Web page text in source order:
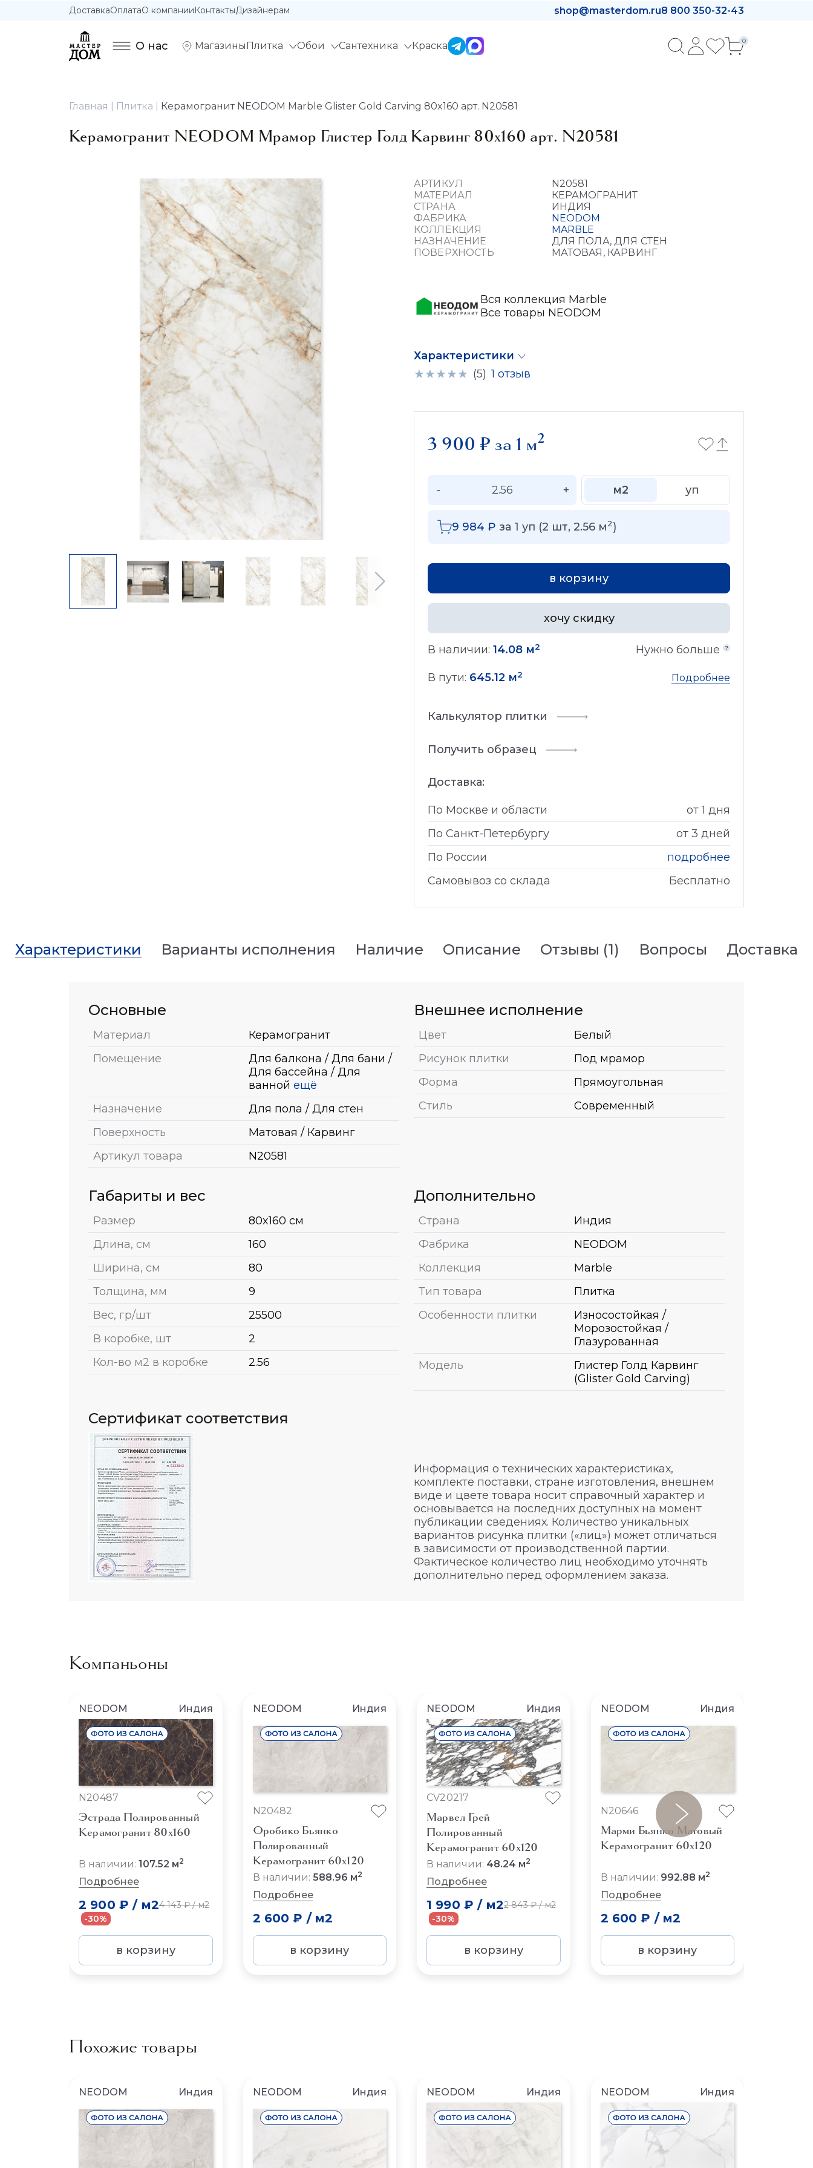
ДоставкаОплатаО компанииКонтактыДизайнерам shop@masterdom.ru8 800 350-32-43
О нас Магазины Плитка Обои Сантехника Краска 0
Главная Плитка Керамогранит NEODOM Marble Glister Gold Carving 80x160 арт. N20581
Керамогранит NEODOM Мрамор Глистер Голд Карвинг 80x160 арт. N20581
АРТИКУЛ
N20581
МАТЕРИАЛ
КЕРАМОГРАНИТ
СТРАНА
ИНДИЯ
ФАБРИКА
NEODOM
КОЛЛЕКЦИЯ
MARBLE
НАЗНАЧЕНИЕ
ДЛЯ ПОЛА, ДЛЯ СТЕН
ПОВЕРХНОСТЬ
МАТОВАЯ, КАРВИНГ
Вся коллекция Marble
Все товары NEODOM
Характеристики
(5) 1 отзыв
3 900 ₽ за 1 м2
- + м2 уп
9 984 ₽ за 1 уп (2 шт, 2.56 м2)
в корзину
хочу скидку
В наличии: 14.08 м2 Нужно больше
В пути: 645.12 м2 Подробнее
Калькулятор плитки
Получить образец
Доставка:
По Москве и области
от 1 дня
По Санкт-Петербургу
от 3 дней
По России
подробнее
Самовывоз со склада
Бесплатно
Характеристики Варианты исполнения Наличие Описание Отзывы (1) Вопросы Доставка
Основные
Материал
Керамогранит
Помещение
Для балкона / Для бани /
Для бассейна / Для
ванной ещё
Назначение
Для пола / Для стен
Поверхность
Матовая / Карвинг
Артикул товара
N20581
Внешнее исполнение
Цвет
Белый
Рисунок плитки
Под мрамор
Форма
Прямоугольная
Стиль
Современный
Габариты и вес
Размер
80x160 см
Длина, см
160
Ширина, см
80
Толщина, мм
9
Вес, гр/шт
25500
В коробке, шт
2
Кол-во м2 в коробке
2.56
Дополнительно
Страна
Индия
Фабрика
NEODOM
Коллекция
Marble
Тип товара
Плитка
Особенности плитки
Износостойкая /
Морозостойкая /
Глазурованная
Модель
Глистер Голд Карвинг
(Glister Gold Carving)
Сертификат соответствия
Информация о технических характеристиках,
комплекте поставки, стране изготовления, внешнем
виде и цвете товара носит справочный характер и
основывается на последних доступных на момент
публикации сведениях. Количество уникальных
вариантов рисунка плитки («лиц») может отличаться
в зависимости от производственной партии.
Фактическое количество лиц необходимо уточнять
дополнительно перед оформлением заказа.
Компаньоны
NEODOM Индия
N20487
Эстрада Полированный
Керамогранит 80x160
В наличии: 107.52 м2
Подробнее
2 900 ₽ / м24 143 ₽/м2
-30%
в корзину
NEODOM Индия
N20482
Оробико Бьянко
Полированный
Керамогранит 60x120
В наличии: 588.96 м2
Подробнее
2 600 ₽ / м2
в корзину
NEODOM Индия
CV20217
Марвел Грей
Полированный
Керамогранит 60x120
В наличии: 48.24 м2
Подробнее
1 990 ₽ / м22 843 ₽/м2
-30%
в корзину
NEODOM Индия
N20646
Марми Бьянко Матовый
Керамогранит 60x120
В наличии: 992.88 м2
Подробнее
2 600 ₽ / м2
в корзину
Похожие товары
NEODOM Индия NEODOM Индия NEODOM Индия NEODOM Индия